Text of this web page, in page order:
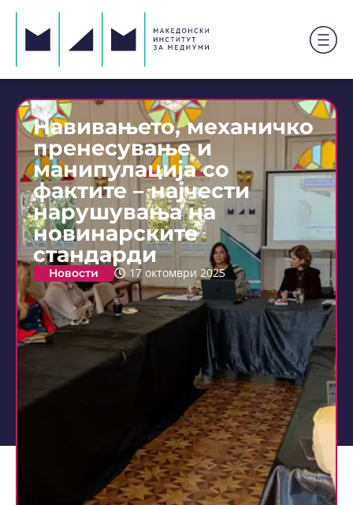
Навивањето, механичко
пренесување и
манипулација со
фактите – најчести
нарушувања на
новинарските
стандарди
Новости 17 октомври 2025